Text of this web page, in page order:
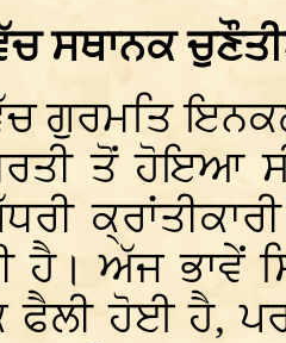
ਸਥਾਨਕ
ਗੁਰਮਤਿ
ਤੋਂ ਹੋਇਆ
ਹੈ। ਅੱਜ ਭਾਵੇਂ
ਫੈਲੀ ਹੋਈ ਹੈ,